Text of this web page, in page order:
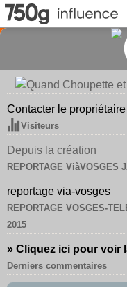
Contacter le
Visiteurs
Depuis la création
REPORTAGE ViàVOSGES
reportage via-vosges
REPORTAGE VOSGES-
2015
» Cliquez ici pour voir
Derniers commentaires